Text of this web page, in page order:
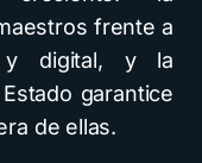
frente a
y digital, y la
garantice
de ellas.